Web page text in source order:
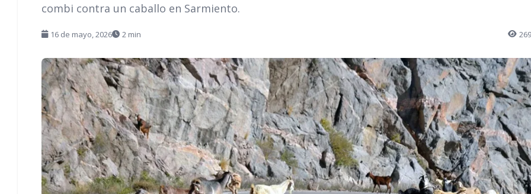
combi contra un caballo en Sarmiento.
16 de mayo, 2026 2 min 269